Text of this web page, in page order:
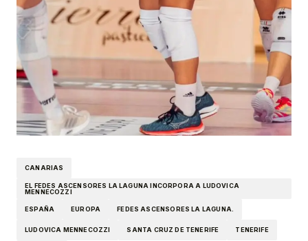
CANARIAS
EL FEDES ASCENSORES LA LAGUNA INCORPORA A LUDOVICA
MENNECOZZI
ESPAÑA EUROPA FEDES ASCENSORES LA LAGUNA.
LUDOVICA MENNECOZZI SANTA CRUZ DE TENERIFE TENERIFE